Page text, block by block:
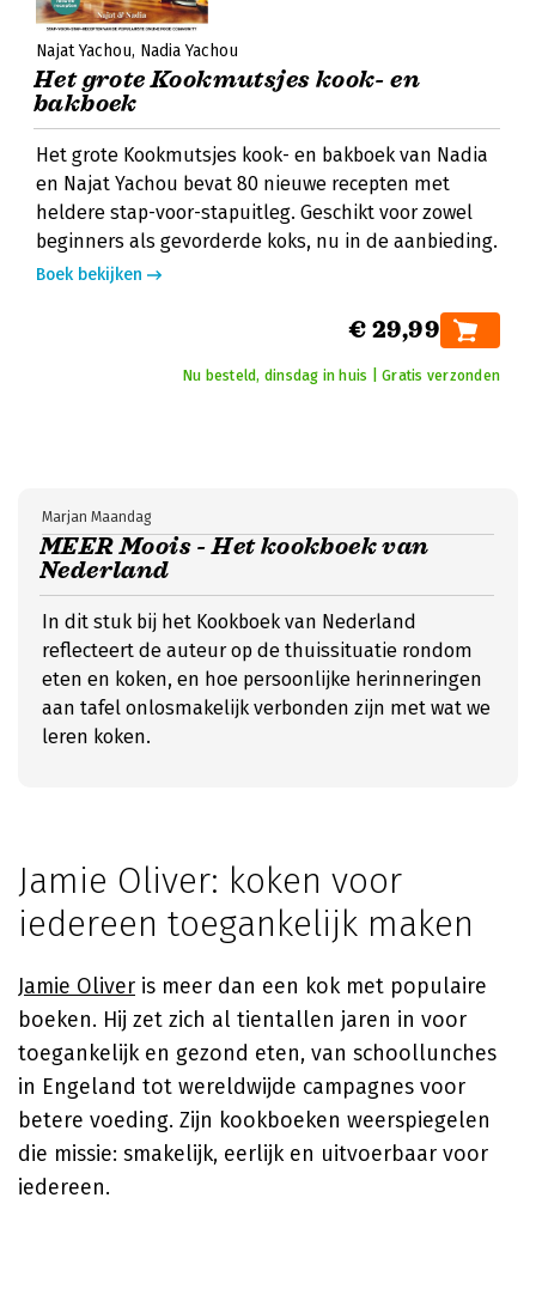
Najat Yachou Nadia Yachou
Het grote Kookmutsjes kook- en
bakboek
Het grote Kookmutsjes kook- en bakboek van Nadia
en Najat Yachou bevat 80 nieuwe recepten met
heldere stap-voor-stapuitleg. Geschikt voor zowel
beginners als gevorderde koks, nu in de aanbieding.
Boek bekijken
€ 29,99
Nu besteld, dinsdag in huis | Gratis verzonden
MEER Moois - Het kookboek van
Nederland
Marjan Maandag
In dit stuk bij het Kookboek van Nederland
reflecteert de auteur op de thuissituatie rondom
eten en koken, en hoe persoonlijke herinneringen
aan tafel onlosmakelijk verbonden zijn met wat we
leren koken.
Jamie Oliver: koken voor
iedereen toegankelijk maken
Jamie Oliver is meer dan een kok met populaire
boeken. Hij zet zich al tientallen jaren in voor
toegankelijk en gezond eten, van schoollunches
in Engeland tot wereldwijde campagnes voor
betere voeding. Zijn kookboeken weerspiegelen
die missie: smakelijk, eerlijk en uitvoerbaar voor
iedereen.